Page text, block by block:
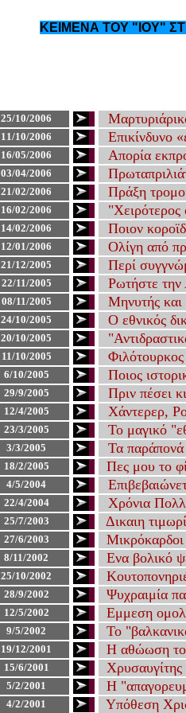
ΚΕΙΜΕΝΑ ΤΟΥ "ΙΟΥ"
25/10/2006
11/10/2006 Επικίνδυνο
16/05/2006 Απορία
03/04/2006
21/02/2006 Πράξη
16/02/2006
14/02/2006 Ποιον
12/01/2006 Ολίγη από
21/12/2005 Περί
22/11/2005 Ρωτήστε
08/11/2005 Μηνυτής και
24/10/2005 Ο εθνικός
20/10/2005
11/10/2005
6/10/2005 Ποιος
29/9/2005 Πριν πέσει
12/4/2005 Χάντερερ,
23/3/2005 Το μαγικό
3/3/2005 Τα
18/2/2005 Πες μου το
4/5/2004
22/4/2004 Χρόνια
25/7/2003 Δικαιη
27/6/2003 Μικρόκαρδοι
8/11/2002 Ενα βολικό
25/10/2002
28/9/2002 Ψυχραιμία
12/5/2002 Εμμεση
9/5/2002 Το
19/12/2001 Η αθώωση
15/6/2001
5/2/2001 Η
4/2/2001 Υπόθεση